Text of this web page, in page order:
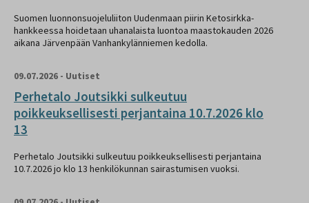
Suomen luonnonsuojeluliiton Uudenmaan piirin Ketosirkka-
hankkeessa hoidetaan uhanalaista luontoa maastokauden 2026
aikana Järvenpään Vanhankylänniemen kedolla.
09.07.2026 - Uutiset
Perhetalo Joutsikki sulkeutuu
poikkeuksellisesti perjantaina 10.7.2026 klo
13
Perhetalo Joutsikki sulkeutuu poikkeuksellisesti perjantaina
10.7.2026 jo klo 13 henkilökunnan sairastumisen vuoksi.